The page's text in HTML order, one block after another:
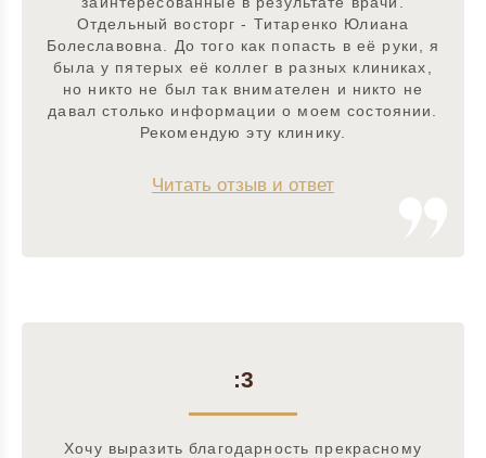
Отдельный восторг - Титаренко Юлиана
Болеславовна. До того как попасть в её руки, я
была у пятерых её коллег в разных клиниках,
но никто не был так внимателен и никто не
давал столько информации о моем состоянии.
Рекомендую эту клинику.
Читать отзыв и ответ
:3
Хочу выразить благодарность прекрасному